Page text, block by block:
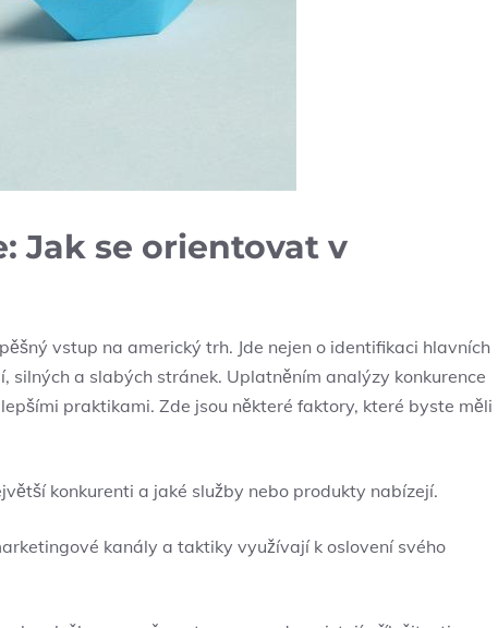
Jak se orientovat v
vstup na americký trh. Jde nejen o identifikaci ⁢hlavních
silných a slabých stránek. Uplatněním analýzy konkurence
praktikami. Zde jsou některé faktory, které byste měli⁣
konkurenti a jaké ‌služby nebo produkty‌ nabízejí.
kanály a⁣ taktiky využívají k oslovení svého